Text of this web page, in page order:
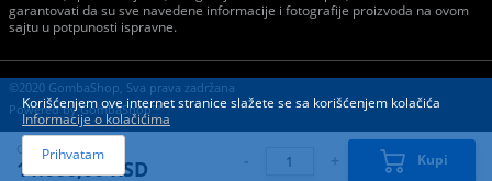
garantovati da su sve navedene informacije i fotografije proizvoda na ovom
sajtu u potpunosti ispravne.
©2020 GombaShop, Sva prava zadržana
Powered byGombaShop™
Cena:
11.000,00 RSD - + Kupi
Korišćenjem ove internet stranice slažete se sa korišćenjem kolačića
Informacije o kolačićima
Prihvatam